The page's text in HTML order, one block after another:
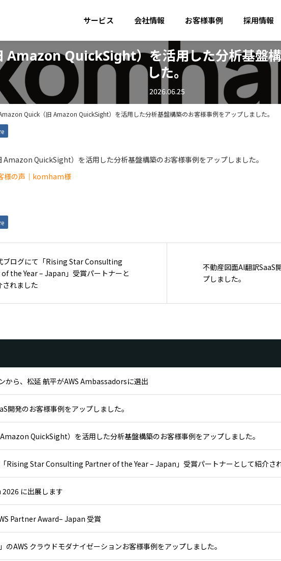
サービス 会社情報 お客様事例 採用情報
QuickSight）を活用した分析基盤
した。
2026.06.25
Quick（旧 Amazon QuickSight）を活用した分析基盤構築のお客様事例をアップしました。
QuickSight）を活用した分析基盤構築のお客様事例をアップしました。
様の声｜komham様
ブログにて「Rising Star Consulting
the Year – Japan」受賞パートナーと
されました
不動産図面AI翻訳SaaS
プしました。
から、松延 航平がAWS Ambassadorsに選出
開発のお客様事例をアップしました。
QuickSight）を活用した分析基盤構築のお客様事例をアップしました。
Rising Star Consulting Partner of the Year – Japan」受賞パートナーとして紹介さ
に出展します
Partner Award– Japan 受賞
のAWS クラウドモダナイゼーションお客様事例をアップしました。